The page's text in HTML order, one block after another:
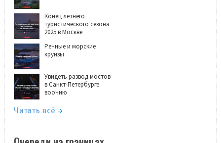
Конец летнего
туристического сезона
2025 в Москве
Речные и морские
круизы
Увидеть развод мостов
в Санкт-Петербурге
воочию
Читать всё